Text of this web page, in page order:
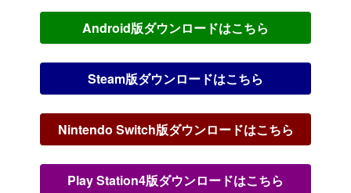
Android版ダウンロードはこちら
Steam版ダウンロードはこちら
Nintendo Switch版ダウンロードはこちら
Play Station4版ダウンロードはこちら